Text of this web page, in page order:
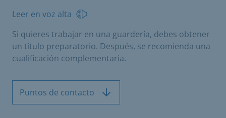
Leer en voz alta
Si quieres trabajar en una guardería, debes obtener
un título preparatorio. Después, se recomienda una
cualificación complementaria.
Puntos de contacto